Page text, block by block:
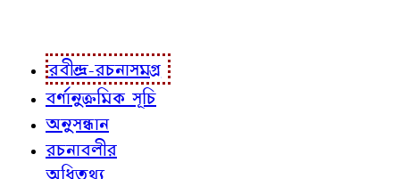
রবীন্দ্র-রচনাসমগ্র
বর্ণানুক্রমিক সূচি
অনুসন্ধান
রচনাবলীর
অধিতথ্য